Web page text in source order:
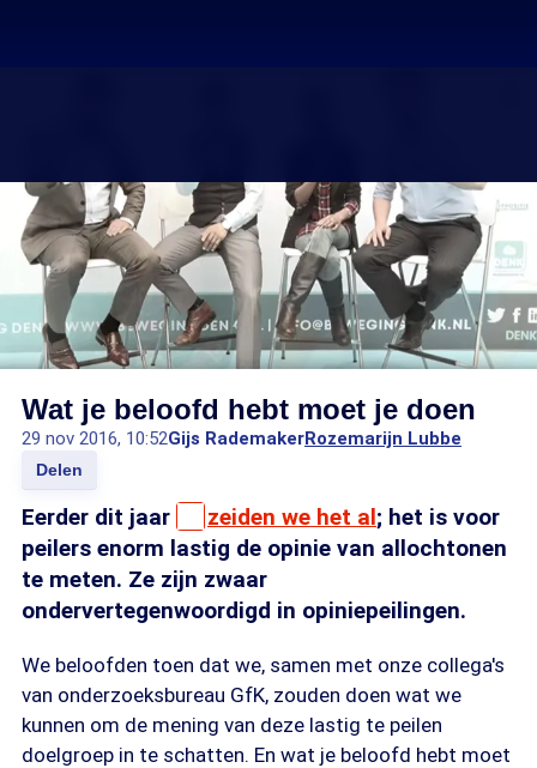
Wat je beloofd hebt moet je doen
29 nov 2016, 10:52Gijs RademakerRozemarijn Lubbe
Delen
Eerder dit jaar zeiden we het al; het is voor
peilers enorm lastig de opinie van allochtonen
te meten. Ze zijn zwaar
ondervertegenwoordigd in opiniepeilingen.
We beloofden toen dat we, samen met onze collega's
van onderzoeksbureau GfK, zouden doen wat we
kunnen om de mening van deze lastig te peilen
doelgroep in te schatten. En wat je beloofd hebt moet